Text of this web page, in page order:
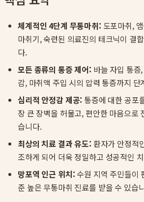
체계적인 4단계 무통마취: 도포마취,
마취기, 숙련된 의료진의 테크닉이 결
다.
모든 종류의 통증 제어: 바늘 자입 통증
감, 마취액 주입 시의 압력 통증까지
심리적 안정감 제공: 통증에 대한 공포
장 큰 장벽을 허물고, 편안한 마음으로
습니다.
최상의 치료 결과 유도: 환자가 안정적
조하게 되어 더욱 정밀하고 성공적인
망포역 인근 위치: 수원 지역 주민들이
준 높은 무통마취 진료를 받을 수 있습